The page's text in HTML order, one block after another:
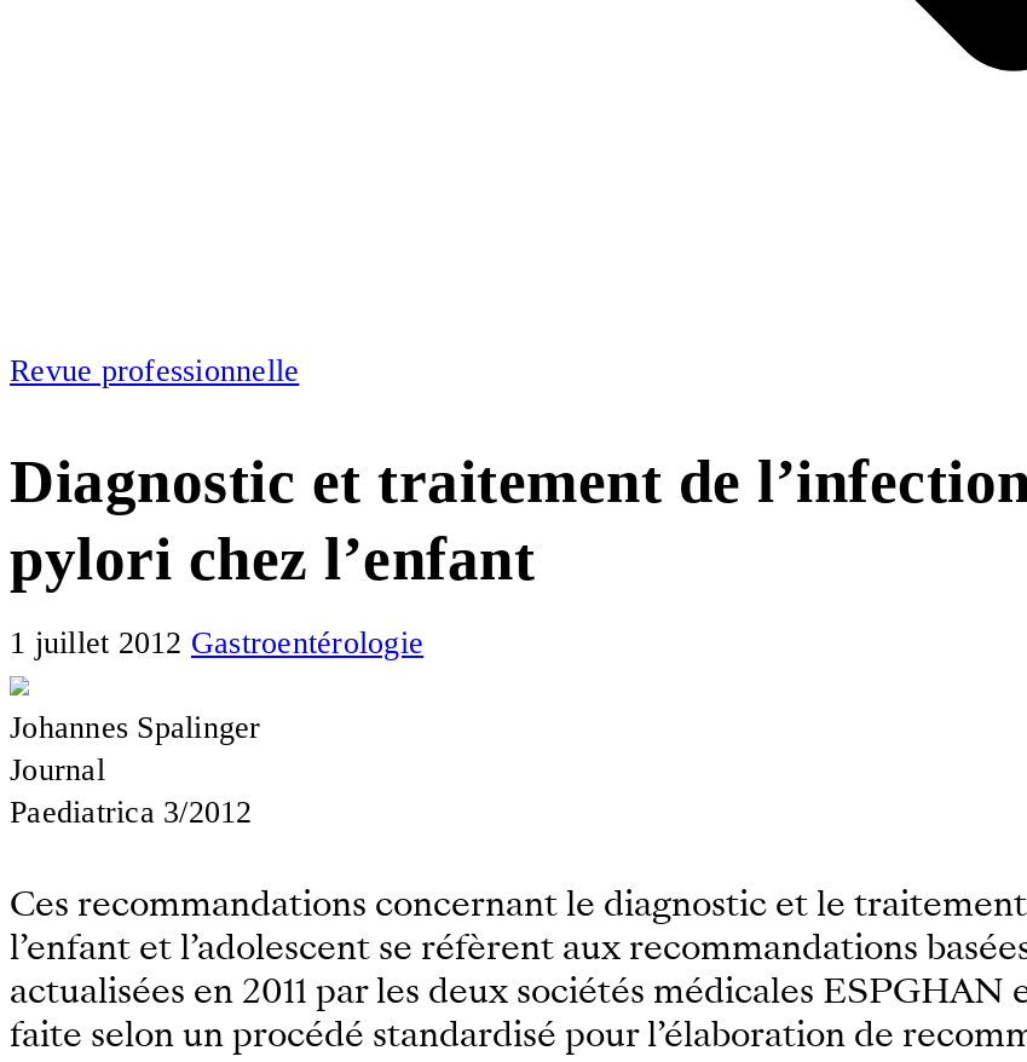
Revue professionnelle
Diagnostic et traitement de
pylori chez l’enfant
1 juillet 2012 Gastroentérologie
Johannes Spalinger
Journal
Paediatrica 3/2012
Ces recommandations concernant le diagnostic et le
l’enfant et l’adolescent se réfèrent aux recommandations
actualisées en 2011 par les deux sociétés médicales ESPGHAN
faite selon un procédé standardisé pour l’élaboration de